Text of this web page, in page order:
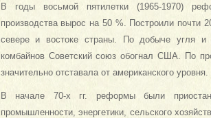
В годы восьмой пятилетки (1965-1970)
производства вырос на 50 %. Построили
севере и востоке страны. По добыче угля и
комбайнов Советский союз обогнал США. По
значительно отставала от американского уровня.
В начале 70-х гг. реформы были
промышленности, энергетики, сельского